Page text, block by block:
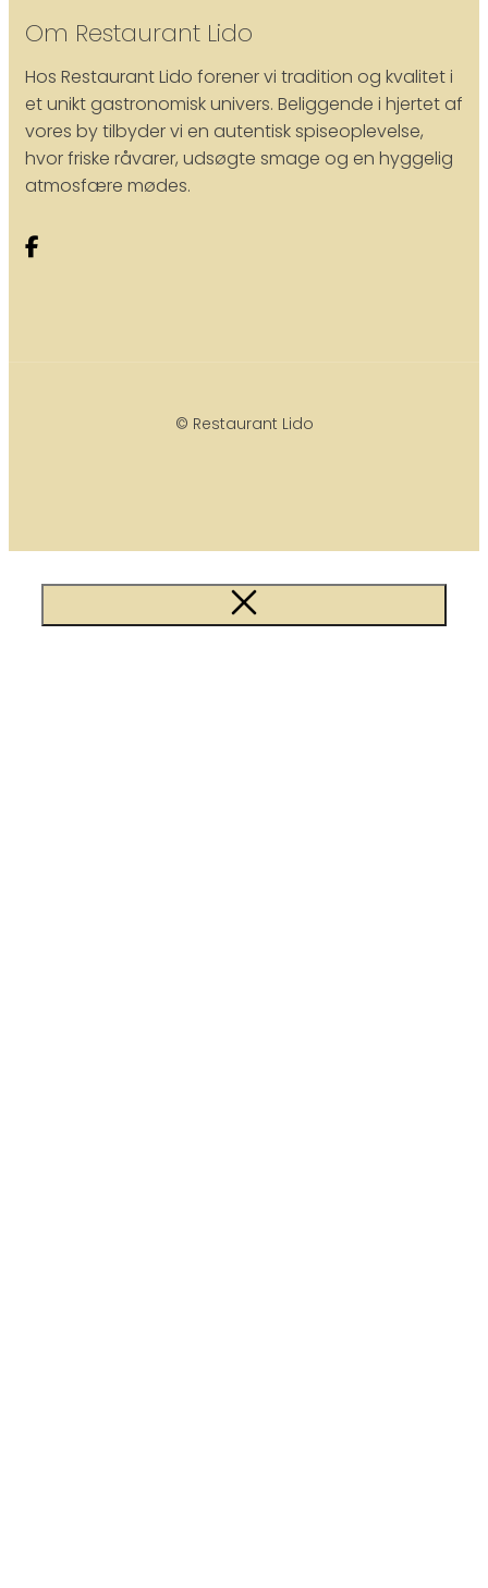
Om Restaurant Lido
Hos Restaurant Lido forener vi tradition og kvalitet i
et unikt gastronomisk univers. Beliggende i hjertet af
vores by tilbyder vi en autentisk spiseoplevelse,
hvor friske råvarer, udsøgte smage og en hyggelig
atmosfære mødes.
© Restaurant Lido